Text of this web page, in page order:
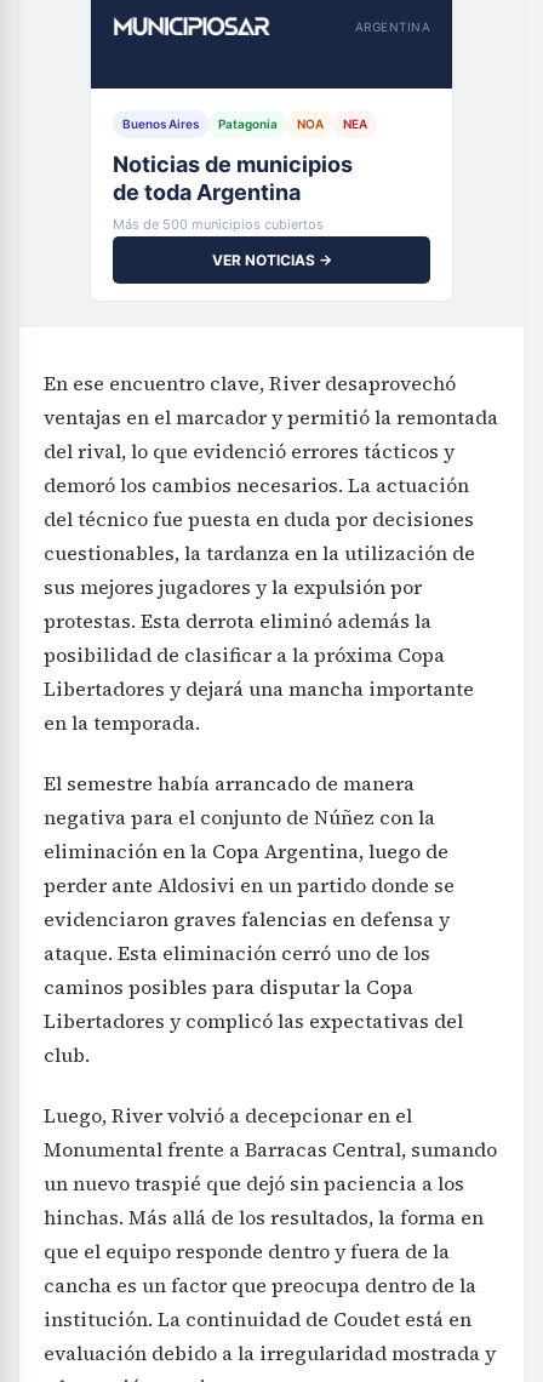
ARGENTINA
Buenos Aires Patagonia NOA NEA
Noticias de municipios
de toda Argentina
Más de 500 municipios cubiertos
VER NOTICIAS →
En ese encuentro clave, River desaprovechó
ventajas en el marcador y permitió la remontada
del rival, lo que evidenció errores tácticos y
demoró los cambios necesarios. La actuación
del técnico fue puesta en duda por decisiones
cuestionables, la tardanza en la utilización de
sus mejores jugadores y la expulsión por
protestas. Esta derrota eliminó además la
posibilidad de clasificar a la próxima Copa
Libertadores y dejará una mancha importante
en la temporada.
El semestre había arrancado de manera
negativa para el conjunto de Núñez con la
eliminación en la Copa Argentina, luego de
perder ante Aldosivi en un partido donde se
evidenciaron graves falencias en defensa y
ataque. Esta eliminación cerró uno de los
caminos posibles para disputar la Copa
Libertadores y complicó las expectativas del
club.
Luego, River volvió a decepcionar en el
Monumental frente a Barracas Central, sumando
un nuevo traspié que dejó sin paciencia a los
hinchas. Más allá de los resultados, la forma en
que el equipo responde dentro y fuera de la
cancha es un factor que preocupa dentro de la
institución. La continuidad de Coudet está en
evaluación debido a la irregularidad mostrada y